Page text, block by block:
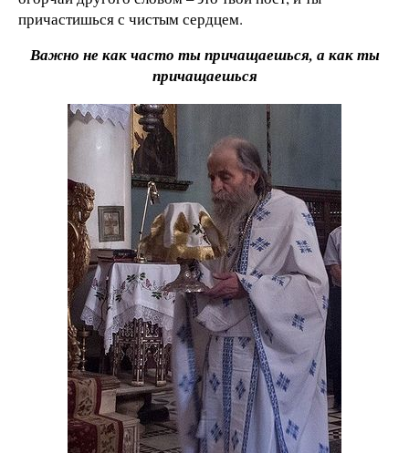
причастишься с чистым сердцем.
Важно не как часто ты причащаешься, а как ты
причащаешься